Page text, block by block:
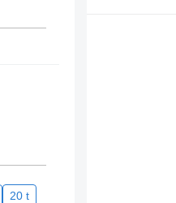
20 t